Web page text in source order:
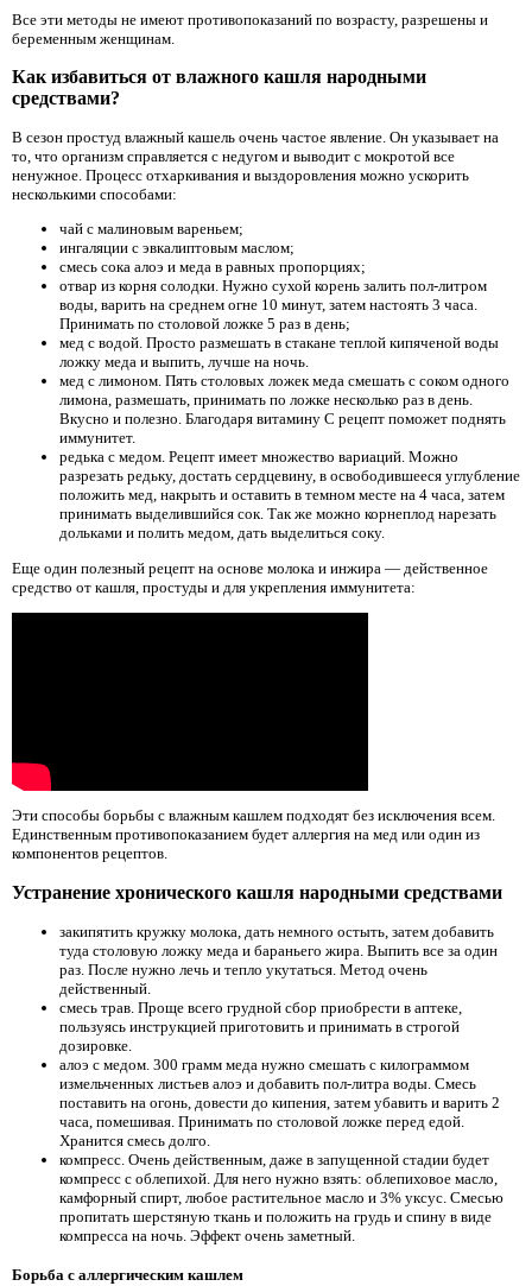
Все эти методы не имеют противопоказаний по возрасту, разрешены и
беременным женщинам.
Как избавиться от влажного кашля народными
средствами?
В сезон простуд влажный кашель очень частое явление. Он указывает на
то, что организм справляется с недугом и выводит с мокротой все
ненужное. Процесс отхаркивания и выздоровления можно ускорить
несколькими способами:
чай с малиновым вареньем;
ингаляции с эвкалиптовым маслом;
смесь сока алоэ и меда в равных пропорциях;
отвар из корня солодки. Нужно сухой корень залить пол-литром
воды, варить на среднем огне 10 минут, затем настоять 3 часа.
Принимать по столовой ложке 5 раз в день;
мед с водой. Просто размешать в стакане теплой кипяченой воды
ложку меда и выпить, лучше на ночь.
мед с лимоном. Пять столовых ложек меда смешать с соком одного
лимона, размешать, принимать по ложке несколько раз в день.
Вкусно и полезно. Благодаря витамину С рецепт поможет поднять
иммунитет.
редька с медом. Рецепт имеет множество вариаций. Можно
разрезать редьку, достать сердцевину, в освободившееся углубление
положить мед, накрыть и оставить в темном месте на 4 часа, затем
принимать выделившийся сок. Так же можно корнеплод нарезать
дольками и полить медом, дать выделиться соку.
Еще один полезный рецепт на основе молока и инжира — действенное
средство от кашля, простуды и для укрепления иммунитета:
Эти способы борьбы с влажным кашлем подходят без исключения всем.
Единственным противопоказанием будет аллергия на мед или один из
компонентов рецептов.
Устранение хронического кашля народными средствами
закипятить кружку молока, дать немного остыть, затем добавить
туда столовую ложку меда и бараньего жира. Выпить все за один
раз. После нужно лечь и тепло укутаться. Метод очень
действенный.
смесь трав. Проще всего грудной сбор приобрести в аптеке,
пользуясь инструкцией приготовить и принимать в строгой
дозировке.
алоэ с медом. 300 грамм меда нужно смешать с килограммом
измельченных листьев алоэ и добавить пол-литра воды. Смесь
поставить на огонь, довести до кипения, затем убавить и варить 2
часа, помешивая. Принимать по столовой ложке перед едой.
Хранится смесь долго.
компресс. Очень действенным, даже в запущенной стадии будет
компресс с облепихой. Для него нужно взять: облепиховое масло,
камфорный спирт, любое растительное масло и 3% уксус. Смесью
пропитать шерстяную ткань и положить на грудь и спину в виде
компресса на ночь. Эффект очень заметный.
Борьба с аллергическим кашлем